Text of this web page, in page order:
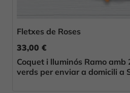
Fletxes de Roses
33,00 €
Coquet i lluminós Ramo amb
verds per enviar a domicili a